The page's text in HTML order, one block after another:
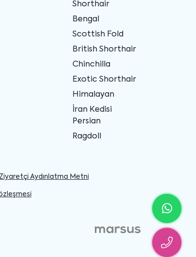
Shorthair
Bengal
Scottish Fold
British Shorthair
Chinchilla
Exotic Shorthair
Himalayan
İran Kedisi
Persian
Ragdoll
Ziyaretçi Aydınlatma Metni